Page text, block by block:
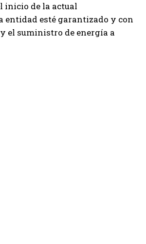
inicio de la actual
entidad esté garantizado y con
el suministro de energía a